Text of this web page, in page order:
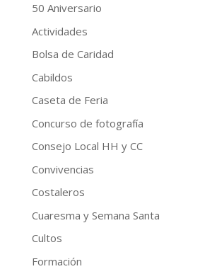
50 Aniversario
Actividades
Bolsa de Caridad
Cabildos
Caseta de Feria
Concurso de fotografía
Consejo Local HH y CC
Convivencias
Costaleros
Cuaresma y Semana Santa
Cultos
Formación